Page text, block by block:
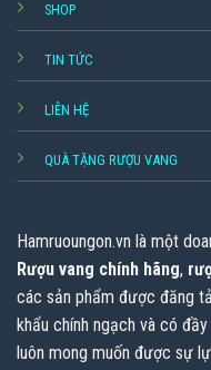
SHOP
TIN TỨC
LIÊN HỆ
QUÀ TẶNG RƯỢU VANG
Hamruoungon.vn là một
Rượu vang chính hãng,
các sản phẩm được đăng
khẩu chính ngạch và có
luôn mong muốn được sự